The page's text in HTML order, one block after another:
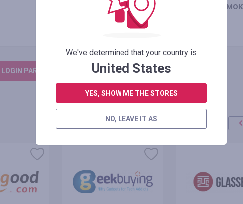
Оплаченный заказ
LOGIN PARA DEIXAR UM COMENTÁRIO
We've determined that your country is
United States
YES, SHOW ME THE STORES
NO, LEAVE IT AS